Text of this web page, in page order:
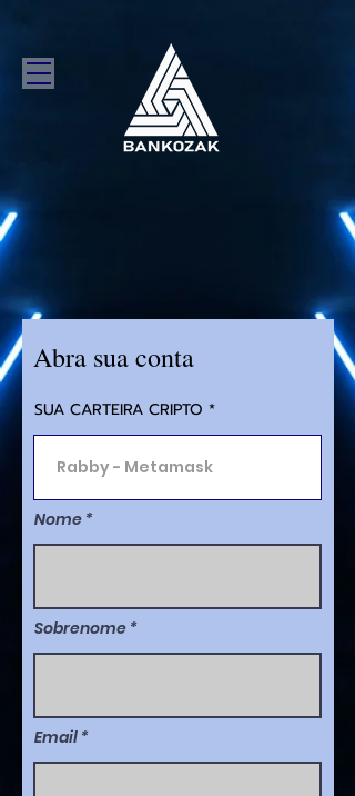
Abra sua conta
SUA CARTEIRA CRIPTO
Nome
Sobrenome
Email